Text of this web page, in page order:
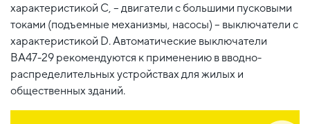
характеристикой C, – двигатели с большими пусковыми
токами (подъемные механизмы, насосы) – выключатели с
характеристикой D. Автоматические выключатели
ВА47-29 рекомендуются к применению в вводно-
распределительных устройствах для жилых и
общественных зданий.